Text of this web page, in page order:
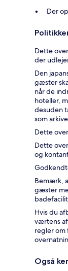
Der
Dette
der
Den
gæster
når de
hoteller,
desuden
som
Dette
Dette
og
Bemærk,
gæster
Hvis du
værtens
regler
Også